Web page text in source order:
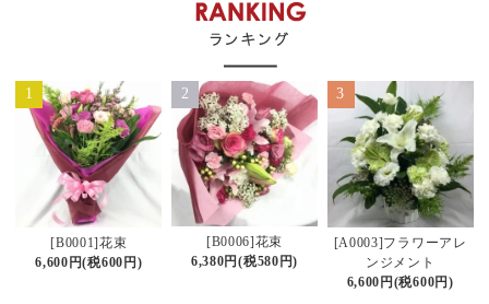
1
[B0001]花束
6,600円(税600円)
2
[B0006]花束
6,380円(税580円)
3
[A0003]フラワーアレ
ンジメント
6,600円(税600円)